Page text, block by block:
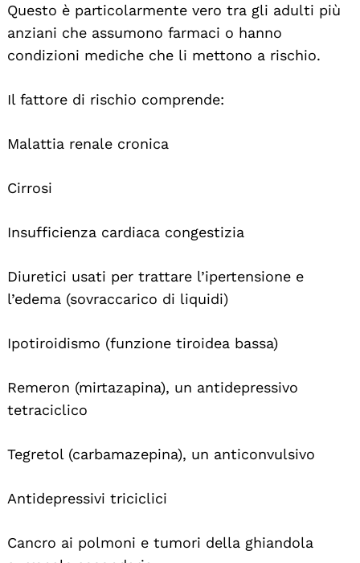
Questo è particolarmente vero tra gli adulti più
anziani che assumono farmaci o hanno
condizioni mediche che li mettono a rischio.
Il fattore di rischio comprende:
Malattia renale cronica
Cirrosi
Insufficienza cardiaca congestizia
Diuretici usati per trattare l’ipertensione e
l’edema (sovraccarico di liquidi)
Ipotiroidismo (funzione tiroidea bassa)
Remeron (mirtazapina), un antidepressivo
tetraciclico
Tegretol (carbamazepina), un anticonvulsivo
Antidepressivi triciclici
Cancro ai polmoni e tumori della ghiandola
For: